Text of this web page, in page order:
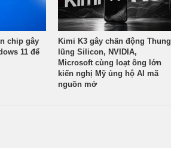
chip gây
11 để
Kimi K3 gây chấn động Thung
lũng Silicon, NVIDIA,
Microsoft cùng loạt ông lớn
kiến nghị Mỹ ủng hộ AI mã
nguồn mở